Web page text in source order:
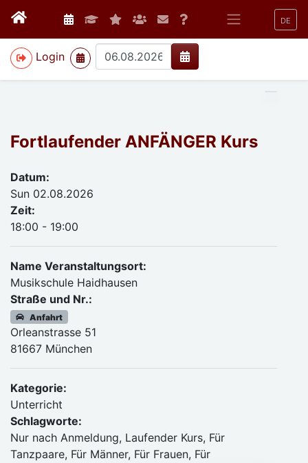
DE
Login
>
Fortlaufender ANFÄNGER Kurs
Datum:
Sun 02.08.2026
Zeit:
18:00 - 19:00
Name Veranstaltungsort:
Musikschule Haidhausen
Straße und Nr.:
Anfahrt
Orleanstrasse 51
81667 München
Kategorie:
Unterricht
Schlagworte:
Nur nach Anmeldung, Laufender Kurs, Für
Tanzpaare, Für Männer, Für Frauen, Für